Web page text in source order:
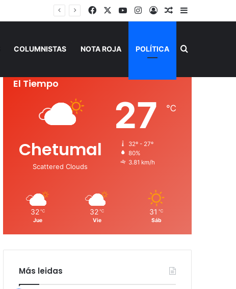
FacebookYouTubeInstagram
AccesoPublicación al
Barra lateral
COLUMNISTAS NOTA ROJA POLÍTICA Buscar por
El Tiempo
Chetumal
Scattered Clouds
27 ℃
32º - 27º
80%
3.81 km/h
32 ℃
Jue
32 ℃
Vie
31 ℃
Sáb
Más leidas